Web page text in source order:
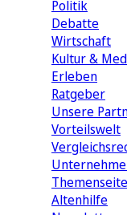
Politik
Debatte
Wirtschaft
Kultur &
Erleben
Ratgeber
Unsere
Vorteilswelt
Altenhilfe